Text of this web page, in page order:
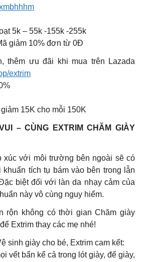
5k – 55k -155k -255k
giảm 10% đơn từ 0Đ
thêm ưu đãi khi mua trên Lazada
extrim
15K cho mỗi 150K
– CÙNG EXTRIM CHĂM GIÀY
xúc với môi trường bên ngoài sẽ có
khuẩn tích tụ bám vào bên trong lẫn
biệt đối với làn da nhạy cảm của
này vô cùng nguy hiểm.
rộn không có thời gian Chăm giày
Extrim thay các mẹ nhé!
sinh giày cho bé, Extrim cam kết:
vết bẩn kể cả trong lót giày, đế giày,